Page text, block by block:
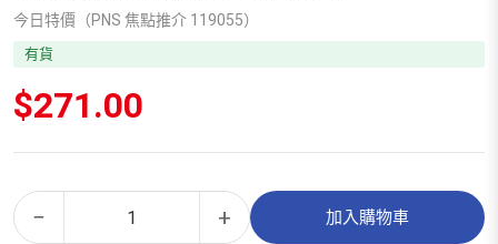
今日特價（PNS 焦點推介 119055）
有貨
$271.00
−
Ｓ
Ａ
+ 加入購物車
Alternative: